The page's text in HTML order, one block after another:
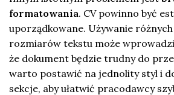
formatowania. CV powinno być
uporządkowane. Używanie
rozmiarów tekstu może
że dokument będzie trudny do
warto postawić na jednolity styl i
sekcje, aby ułatwić pracodawcy